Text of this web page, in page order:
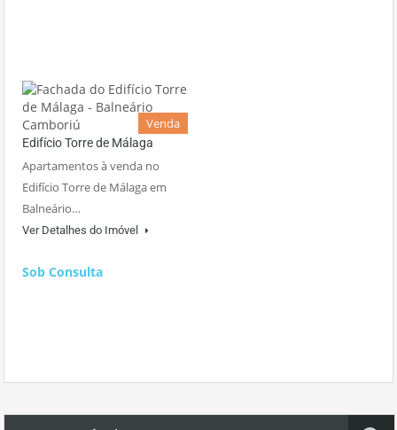
Venda
Edifício Torre de Málaga
Apartamentos à venda no
Edifício Torre de Málaga em
Balneário…
Ver Detalhes do Imóvel
Sob Consulta